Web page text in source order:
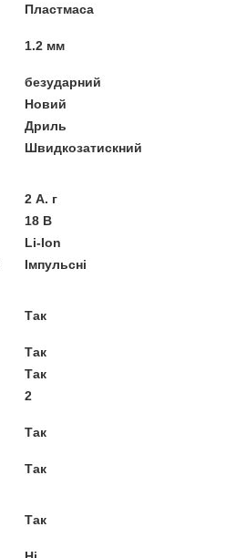
Пластмаса
1.2 мм
безударний
Новий
Дриль
Швидкозатискний
2 А. г
18 В
Li-Ion
Імпульсні
Так
Так
Так
2
Так
Так
Так